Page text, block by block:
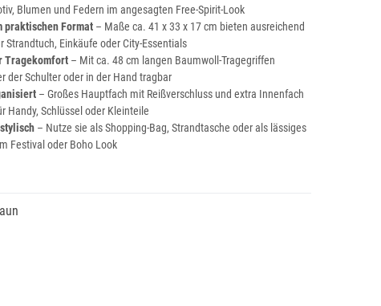
Blumen und Federn im angesagten Free-Spirit-Look
praktischen Format– Maße ca. 41 x 33 x 17 cm bieten ausreichend
Strandtuch, Einkäufe oder City-Essentials
Tragekomfort– Mit ca. 48 cm langen Baumwoll-Tragegriffen
der Schulter oder in der Hand tragbar
– Großes Hauptfach mit Reißverschluss und extra Innenfach
Handy, Schlüssel oder Kleinteile
– Nutze sie als Shopping-Bag, Strandtasche oder als lässiges
Festival oder Boho Look